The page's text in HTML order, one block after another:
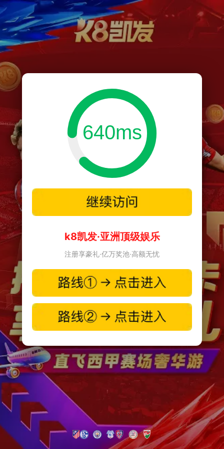
640ms
k8凯发·亚洲顶级娱乐
注册享豪礼·亿万奖池·高额无忧